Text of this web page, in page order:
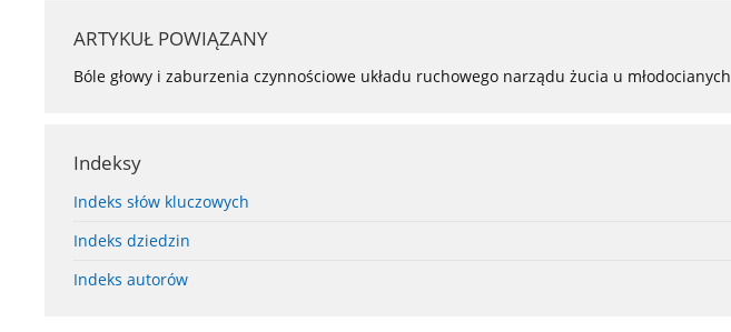
ARTYKUŁ POWIĄZANY
Bóle głowy i zaburzenia czynnościowe układu ruchowego narządu żucia u młodocianych
Indeksy
Indeks słów kluczowych
Indeks dziedzin
Indeks autorów